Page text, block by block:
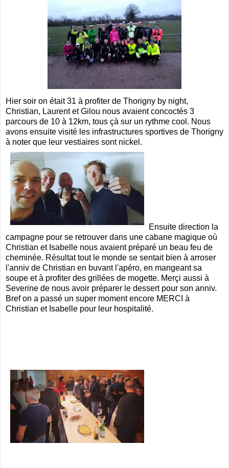
Hier soir on était 31 à profiter de Thorigny by night,
Christian, Laurent et Gilou nous avaient concoctés 3
parcours de 10 à 12km, tous çà sur un rythme cool. Nous
avons ensuite visité les infrastructures sportives de Thorigny
à noter que leur vestiaires sont nickel.
Ensuite direction la
campagne pour se retrouver dans une cabane magique où
Christian et Isabelle nous avaient préparé un beau feu de
cheminée. Résultat tout le monde se sentait bien à arroser
l'anniv de Christian en buvant l'apéro, en mangeant sa
soupe et à profiter des grillées de mogette. Merçi aussi à
Severine de nous avoir préparer le dessert pour son anniv.
Bref on a passé un super moment encore MERCI à
Christian et Isabelle pour leur hospitalité.